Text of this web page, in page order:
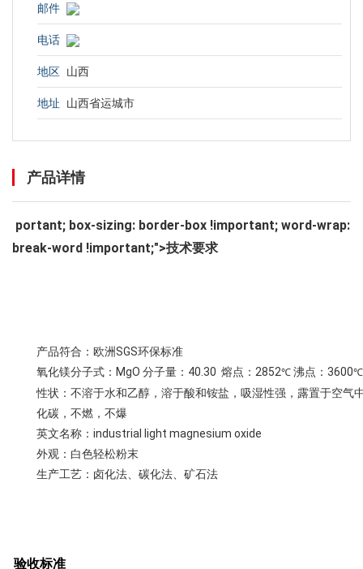
邮件
电话
地区 山西
地址 山西省运城市
产品详情
portant; box-sizing: border-box !important; word-wrap:
break-word !important;">技术要求
产品符合：欧洲SGS环保标准
氧化镁分子式：MgO 分子量：40.30 熔点：2852℃ 沸点：3600℃
性状：不溶于水和乙醇，溶于酸和铵盐，吸湿性强，露置于空气
化碳，不燃，不爆
英文名称：industrial light magnesium oxide
外观：白色轻松粉末
生产工艺：卤化法、碳化法、矿石法
验收标准